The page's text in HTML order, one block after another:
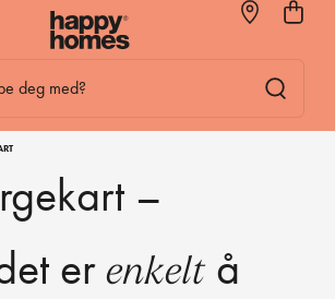
deg med?
–
er enkelt å